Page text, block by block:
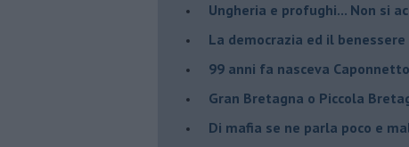
Ungheria e profughi... Non si
La democrazia ed il benessere
99 anni fa nasceva Caponnetto
Gran Bretagna o Piccola
Di mafia se ne parla poco e